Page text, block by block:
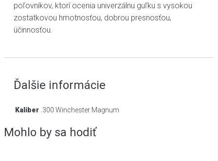
poľovníkov, ktorí ocenia univerzálnu guľku s vysokou
zostatkovou hmotnosťou, dobrou presnosťou,
účinnosťou.
Ďalšie informácie
Kaliber .300 Winchester Magnum
Mohlo by sa hodiť